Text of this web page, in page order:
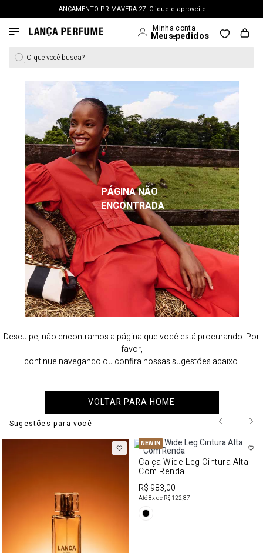
LANÇAMENTO PRIMAVERA 27. Clique e aproveite.
FRETE GRÁTIS | a partir de R$ 699. APROVEITAR >
OUTLET: Até 65% OFF + 15% na 2ª peça. Confira >
LANÇAMENTO PRIMAVERA 27. Clique e aproveite.
O que você busca?
PÁGINA NÃO
ENCONTRADA
Desculpe, não encontramos a página que você está procurando. Por
favor,
continue navegando ou confira nossas sugestões abaixo.
VOLTAR PARA HOME
Sugestões para você
NEW IN
Calça Wide Leg Cintura Alta
Com Renda
R$ 983,00
Até8x de R$ 122,87